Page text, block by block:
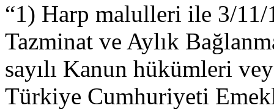
“1) Harp malulleri ile 3/11/
Tazminat ve Aylık
sayılı Kanun hükümleri
Türkiye Cumhuriyeti